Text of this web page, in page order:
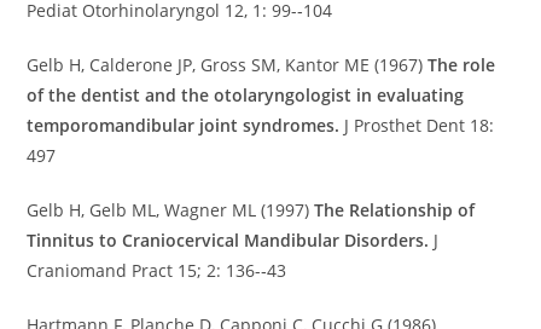
Pediat Otorhinolaryngol 12, 1: 99-­‐104
Gelb H, Calderone JP, Gross SM, Kantor ME (1967)The role
of the dentist and the otolaryngologist in evaluating
temporomandibular joint syndromes. J Prosthet Dent 18:
497
Gelb H, Gelb ML, Wagner ML (1997)The Relationship of
Tinnitus to Craniocervical Mandibular Disorders. J
Craniomand Pract 15; 2: 136-­‐43